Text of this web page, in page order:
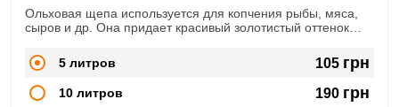
Ольховая щепа используется для копчения рыбы, мяса,
сыров и др. Она придает красивый золотистый оттенок
5 литров
105 грн
10 литров 190 грн